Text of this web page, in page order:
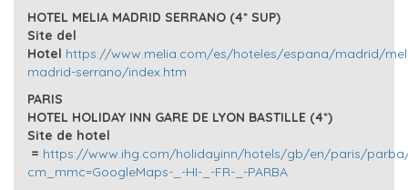
HOTEL MELIA MADRID SERRANO (4* SUP)
Site del
Hotel https://www.melia.com/es/hoteles/espana/madrid/
madrid-serrano/index.htm
PARIS
HOTEL HOLIDAY INN GARE DE LYON BASTILLE (4*)
Site de hotel
= https://www.ihg.com/holidayinn/hotels/gb/en/paris/
cm_mmc=GoogleMaps-_-HI-_-FR-_-PARBA